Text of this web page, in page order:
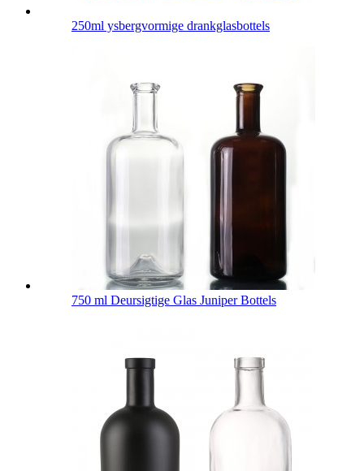
250ml ysbergvormige drankglasbottels
750 ml Deursigtige Glas Juniper Bottels